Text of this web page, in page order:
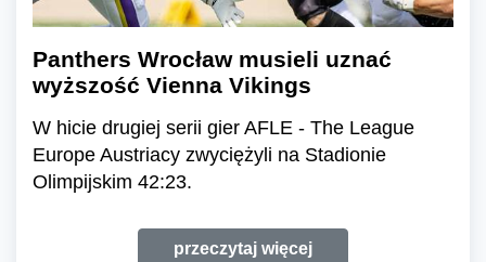
Panthers Wrocław musieli uznać
wyższość Vienna Vikings
W hicie drugiej serii gier AFLE - The League
Europe Austriacy zwyciężyli na Stadionie
Olimpijskim 42:23.
przeczytaj więcej